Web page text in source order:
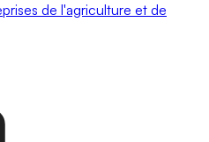
de l'agriculture et de